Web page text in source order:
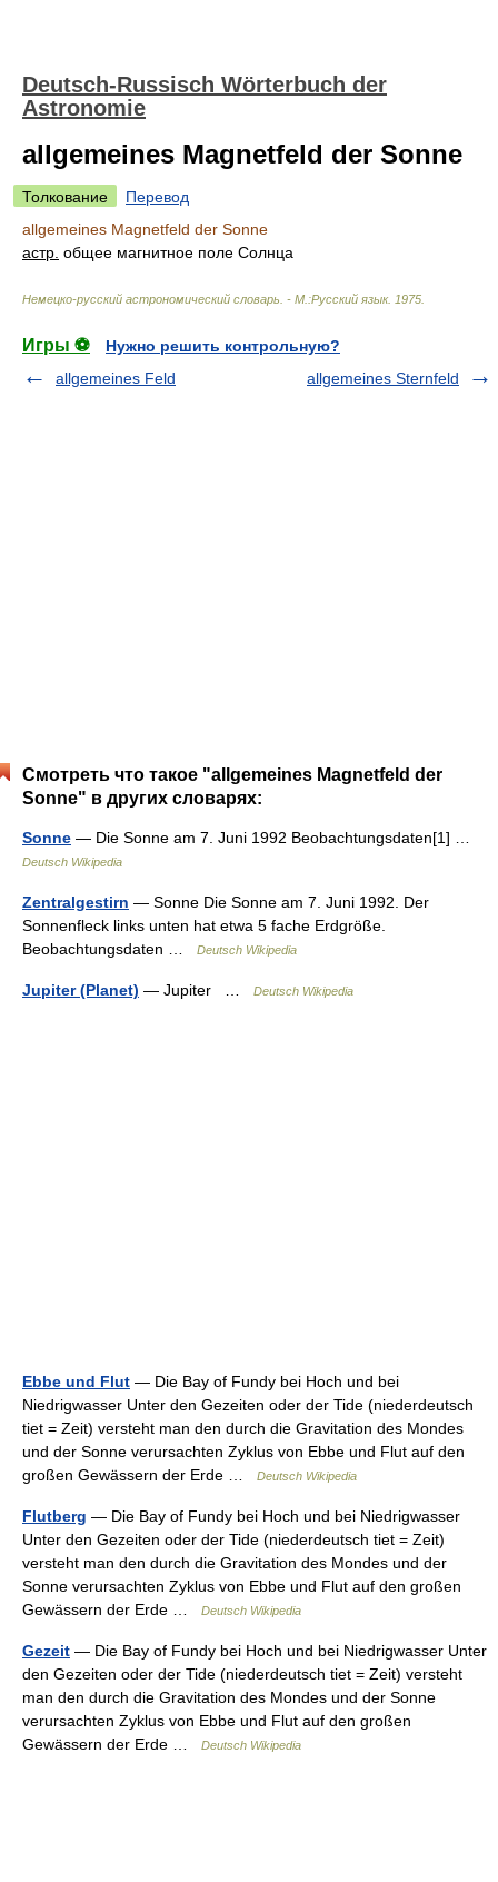
Deutsch-Russisch Wörterbuch der
Astronomie
allgemeines Magnetfeld der Sonne
Толкование
Перевод
allgemeines Magnetfeld der Sonne
астр. общее магнитное поле Солнца
Немецко-русский астрономический словарь. - М.:Русский язык. 1975
Игры ⚽
Нужно решить контрольную?
allgemeines Feld
allgemeines Sternfeld
Смотреть что такое "allgemeines Magnetfeld der
Sonne" в других словарях:
Sonne — Die Sonne am 7. Juni 1992 Beobachtungsdaten[1] …
Deutsch Wikipedia
Zentralgestirn — Sonne Die Sonne am 7. Juni 1992. Der
Sonnenfleck links unten hat etwa 5 fache Erdgröße.
Beobachtungsdaten …
Deutsch Wikipedia
Jupiter (Planet) — Jupiter … Deutsch Wikipedia
Ebbe und Flut — Die Bay of Fundy bei Hoch und bei
Niedrigwasser Unter den Gezeiten oder der Tide (niederdeutsch
tiet = Zeit) versteht man den durch die Gravitation des Mondes
und der Sonne verursachten Zyklus von Ebbe und Flut auf den
großen Gewässern der Erde …
Deutsch Wikipedia
Flutberg — Die Bay of Fundy bei Hoch und bei Niedrigwasser
Unter den Gezeiten oder der Tide (niederdeutsch tiet = Zeit)
versteht man den durch die Gravitation des Mondes und der
Sonne verursachten Zyklus von Ebbe und Flut auf den großen
Gewässern der Erde …
Deutsch Wikipedia
Gezeit — Die Bay of Fundy bei Hoch und bei Niedrigwasser Unter
den Gezeiten oder der Tide (niederdeutsch tiet = Zeit) versteht
man den durch die Gravitation des Mondes und der Sonne
verursachten Zyklus von Ebbe und Flut auf den großen
Gewässern der Erde …
Deutsch Wikipedia